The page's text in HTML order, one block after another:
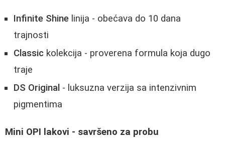
Infinite Shine linija - obećava do 10 dana
trajnosti
Classic kolekcija - proverena formula koja dugo
traje
DS Original - luksuzna verzija sa intenzivnim
pigmentima
Mini OPI lakovi - savršeno za probu